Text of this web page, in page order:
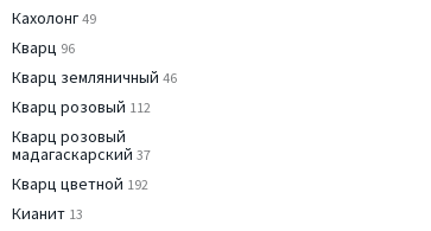
Кахолонг 49
Кварц 96
Кварц земляничный 46
Кварц розовый 112
Кварц розовый
мадагаскарский 37
Кварц цветной 192
Кианит 13